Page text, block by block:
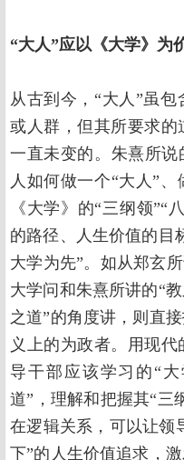
“大人”应以《大学》为
从古到今，“大人”虽
或人群，但其所要求
一直未变的。朱熹所说
人如何做一个“大人”
《大学》的“三纲领”“
的路径、人生价值的目
大学为先”。如从郑玄
大学问和朱熹所讲的“
之道”的角度讲，则直
义上的为政者。用现
导干部应该学习的“
道”，理解和把握其“三
在逻辑关系，可以让领
下”的人生价值追求，